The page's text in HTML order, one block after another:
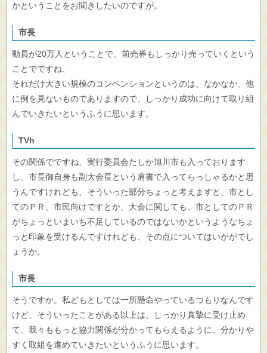
かということをお聞きしたいのですが。
市長
動員が20万人ということで、前売券もしっかり売っていくという
ことでですね、
それだけ大きい規模のコンベンションというのは、なかなか、他
に例を見ないものでありますので、しっかり成功に向けて取り組
んでいきたいというふうに思います。
TVh
その関係でですね、実行委員会たしか旭川市も入っております
し、市長御自身も副大会長という肩書で入ってらっしゃるかと思
うんですけれども、そういった部分ちょっと考えますと、市とし
てのＰＲ、市民向けですとか、大会に関しても、市としてのＰＲ
がちょっといまいち不足しているのではないかというようなちょ
っと印象を受けるんですけれども、その点についてはいかがでし
ょうか。
市長
そうですか。私どもとしては一所懸命やっているつもりなんです
けど、そういったことがある以上は、しっかり真摯に受け止め
て、我々ももっと協力関係が分かってもらえるように、分かりや
すく取組を進めていきたいというふうに思います。